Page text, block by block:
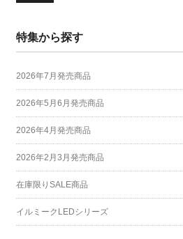
特集から探す
2026年7月発売商品
2026年5月6月発売商品
2026年4月発売商品
2026年2月3月発売商品
在庫限りSALE商品
イルミークLEDシリーズ